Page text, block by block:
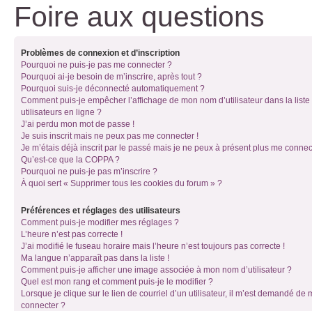
Foire aux questions
Problèmes de connexion et d’inscription
Pourquoi ne puis-je pas me connecter ?
Pourquoi ai-je besoin de m’inscrire, après tout ?
Pourquoi suis-je déconnecté automatiquement ?
Comment puis-je empêcher l’affichage de mon nom d’utilisateur dans la liste
utilisateurs en ligne ?
J’ai perdu mon mot de passe !
Je suis inscrit mais ne peux pas me connecter !
Je m’étais déjà inscrit par le passé mais je ne peux à présent plus me
Qu’est-ce que la COPPA ?
Pourquoi ne puis-je pas m’inscrire ?
À quoi sert « Supprimer tous les cookies du forum » ?
Préférences et réglages des utilisateurs
Comment puis-je modifier mes réglages ?
L’heure n’est pas correcte !
J’ai modifié le fuseau horaire mais l’heure n’est toujours pas correcte !
Ma langue n’apparaît pas dans la liste !
Comment puis-je afficher une image associée à mon nom d’utilisateur ?
Quel est mon rang et comment puis-je le modifier ?
Lorsque je clique sur le lien de courriel d’un utilisateur, il m’est demandé de
connecter ?